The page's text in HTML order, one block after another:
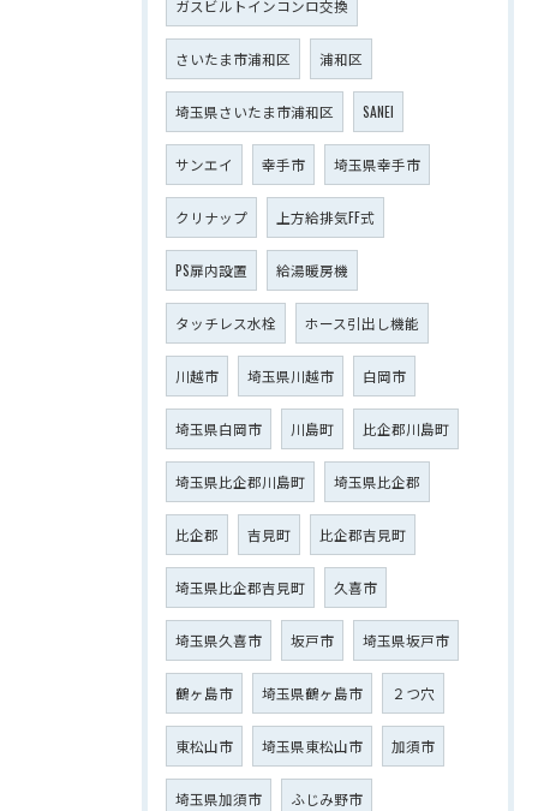
ガスビルトインコンロ交換
さいたま市浦和区 浦和区
埼玉県さいたま市浦和区 SANEI
サンエイ 幸手市 埼玉県幸手市
クリナップ 上方給排気FF式
PS扉内設置 給湯暖房機
タッチレス水栓 ホース引出し機能
川越市 埼玉県川越市 白岡市
埼玉県白岡市 川島町 比企郡川島町
埼玉県比企郡川島町 埼玉県比企郡
比企郡 吉見町 比企郡吉見町
埼玉県比企郡吉見町 久喜市
埼玉県久喜市 坂戸市 埼玉県坂戸市
鶴ヶ島市 埼玉県鶴ヶ島市 ２つ穴
東松山市 埼玉県東松山市 加須市
埼玉県加須市 ふじみ野市